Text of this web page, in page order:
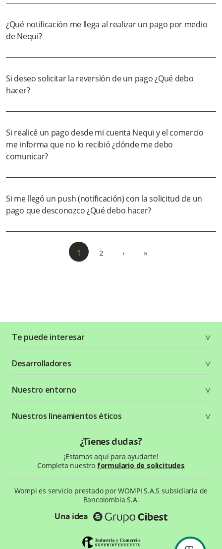
¿Qué notificación me llega al realizar un pago por medio
de Nequi?
Si deseo solicitar la reversión de un pago ¿Qué debo
hacer?
Si realicé un pago desde mi cuenta Nequi y el comercio
me informa que no lo recibió ¿dónde me debo
comunicar?
Si me llegó un push (notificación) con la solicitud de un
pago que desconozco ¿Qué debo hacer?
1 2 › »
Te puede interesar
Planes y tarifas
Crea tu cuenta
Seguridad
Términos y condiciones
Política de privacidad
Desarrolladores
Recursos gráficos
Status Page
Nuestro entorno
¿Qué es Wompi?
Wiki Wompi
Preguntas frecuentes
Nuestros lineamientos éticos
¿Tienes dudas?
¡Estamos aquí para ayudarte!
Completa nuestro formulario de solicitudes
Wompi es servicio prestado por WOMPI S.A.S subsidiaria de
Bancolombia S.A.
Una idea